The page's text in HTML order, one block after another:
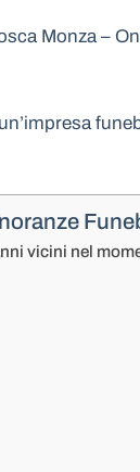
Monza –
vicini nel